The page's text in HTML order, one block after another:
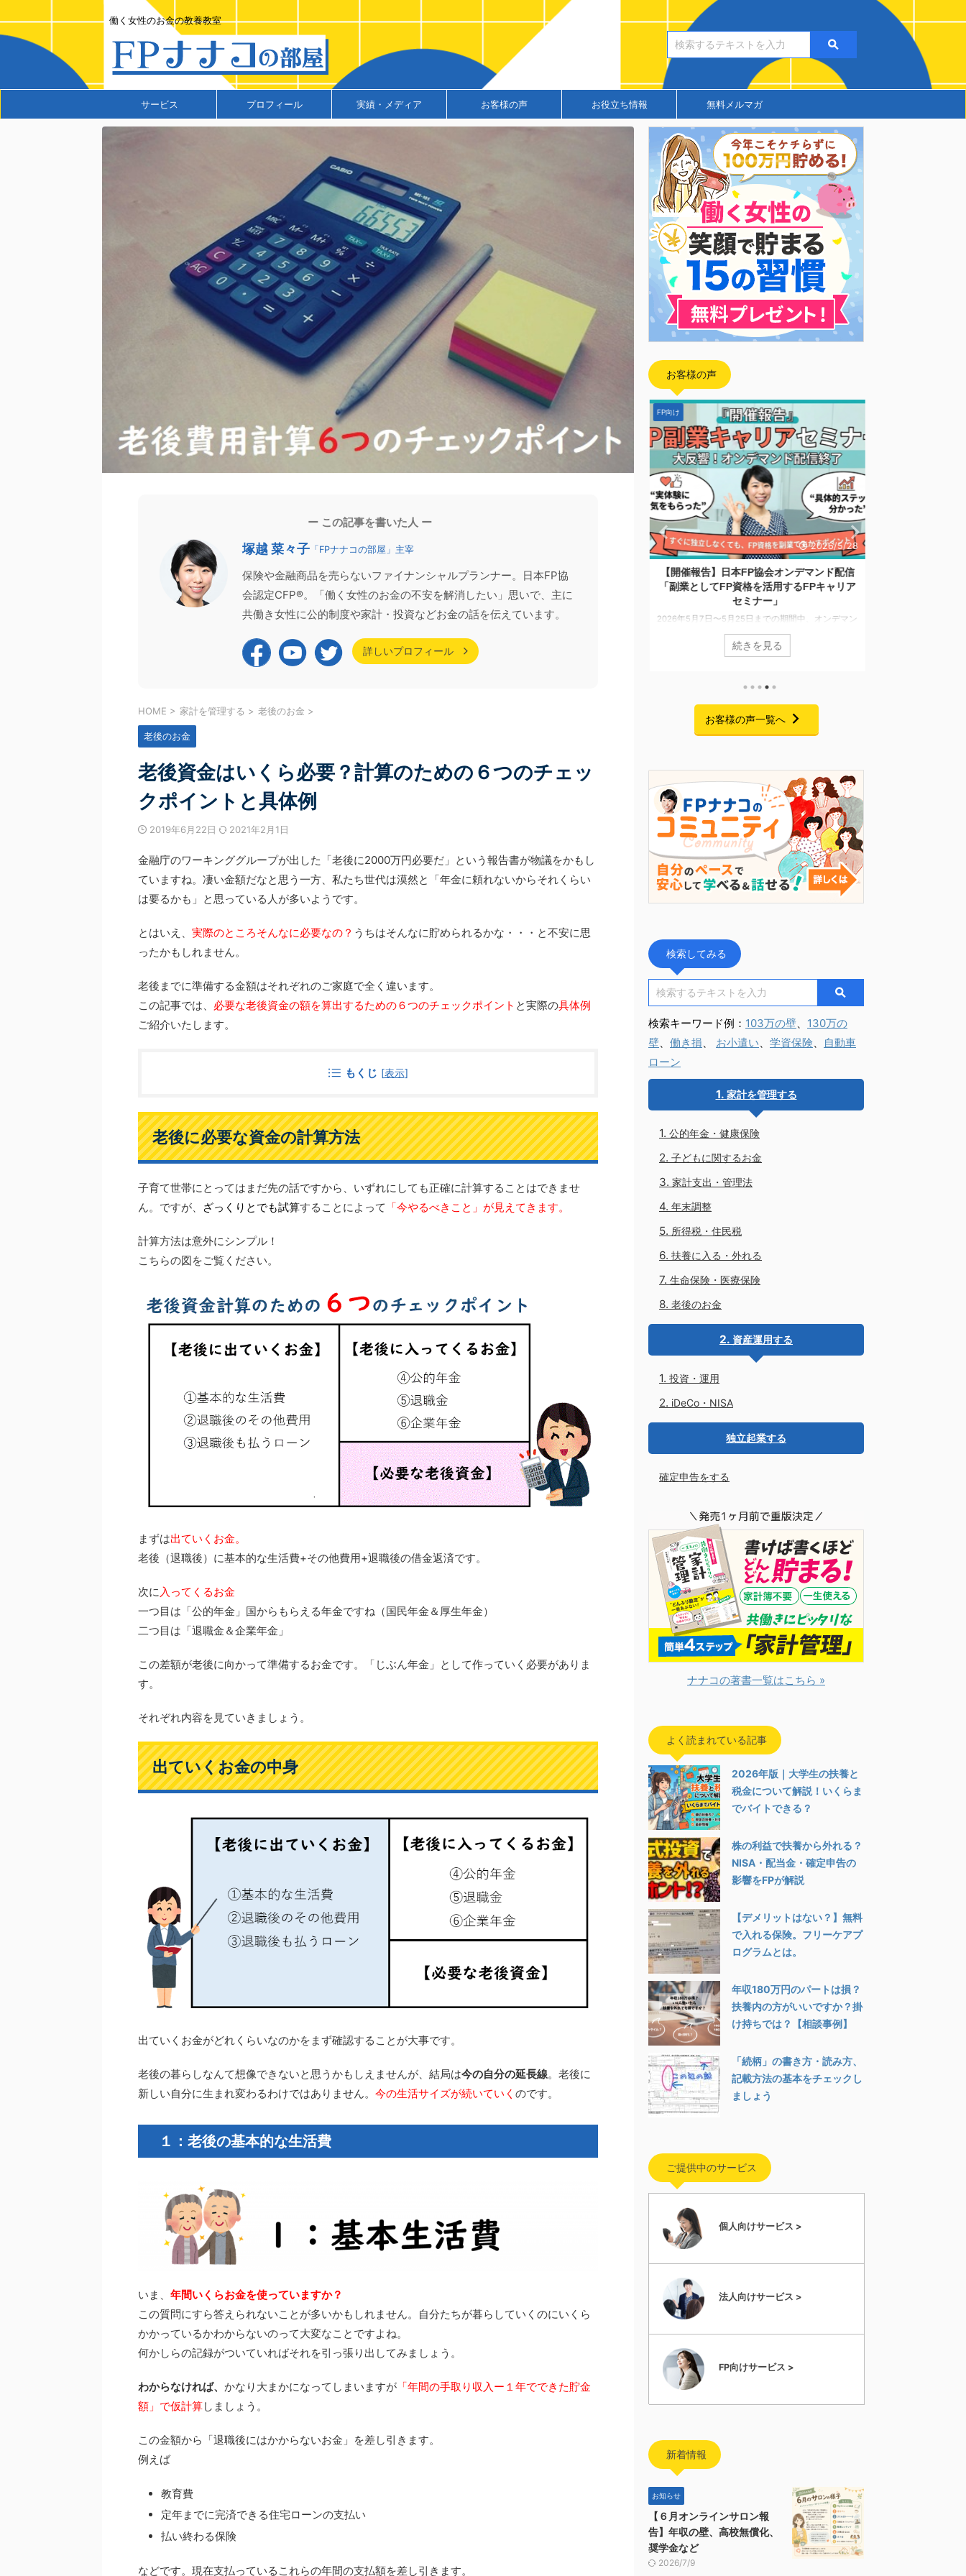
働く女性のお金の教養教室
サービス プロフィール 実績・メディア お客様の声 お役立ち情報 無料メルマガ
ー この記事を書いた人 ー
塚越 菜々子 「FPナナコの部屋」主宰
保険や金融商品を売らないファイナンシャルプランナー。日本FP協
会認定CFP®。「働く女性のお金の不安を解消したい」思いで、主に
共働き女性に公的制度や家計・投資などお金の話を伝えています。
詳しいプロフィール
HOME > 家計を管理する > 老後のお金 >
老後のお金
老後資金はいくら必要？計算のための６つのチェッ
クポイントと具体例
2019年6月22日 2021年2月1日
金融庁のワーキンググループが出した「老後に2000万円必要だ」という報告書が物議をかもし
ていますね。凄い金額だなと思う一方、私たち世代は漠然と「年金に頼れないからそれくらい
は要るかも」と思っている人が多いようです。
とはいえ、 実際のところそんなに必要なの？ うちはそんなに貯められるかな・・・と不安に思
ったかもしれません。
老後までに準備する金額はそれぞれのご家庭で全く違います。
この記事では、 必要な老後資金の額を算出するための６つのチェックポイント と実際の具体例
ご紹介いたします。
もくじ [表示]
老後に必要な資金の計算方法
子育て世帯にとってはまだ先の話ですから、いずれにしても正確に計算することはできませ
ん。ですが、
ざっくりとでも試算することによって 「今やるべきこと」が見えてきます。
計算方法は意外にシンプル！
こちらの図をご覧ください。
まずは出ていくお金。
老後（退職後）に基本的な生活費+その他費用+退職後の借金返済です。
次に 入ってくるお金
一つ目は「公的年金」国からもらえる年金ですね（国民年金＆厚生年金）
二つ目は「退職金＆企業年金」
この差額が老後に向かって準備するお金です。「じぶん年金」として作っていく必要がありま
す。
それぞれ内容を見ていきましょう。
出ていくお金の中身
出ていくお金がどれくらいなのかをまず確認することが大事です。
老後の暮らしなんて想像できないと思うかもしえませんが、結局は今の自分の延長線。老後に
新しい自分に生まれ変わるわけではありません。 今の生活サイズが続いていく のです。
１：老後の基本的な生活費
いま、 年間いくらお金を使っていますか？
この質問にすら答えられないことが多いかもしれません。自分たちが暮らしていくのにいくら
かかっているかわからないのって大変なことですよね。
何かしらの記録がついていればそれを引っ張り出してみましょう。
わからなければ、 かなり大まかになってしまいますが 「年間の手取り収入ー１年でできた貯金
額」で仮計算しましょう。
この金額から「退職後にはかからないお金」を差し引きます。
例えば
教育費
定年までに完済できる住宅ローンの支払い
払い終わる保険
などです。現在支払っているこれらの年間の支払額を差し引きます。
お客様の声
ーでお伝えした内容と、受講いただいた皆
せてください。 1. CFP資格チャレンジガイ
2026/6/8
【登壇報告】60代以降の年収の壁（2026年
版）セミナーを開催しました
先日、「いくらまで働ける？60代以降の年収の壁
（2026年版）」をテーマにセミナーへ登壇しまし
収入に関する話題が中心で、現役世代向けの情報を
目にする機会が多いのではないでしょうか。 しか
養している配偶者の状況が個々のご家庭によってば
続きを見る
「いつかやろう」を実現。60歳目前で家計
を丸ごと見直した結果
ど、何から手をつけたらいいかわからない」 そんな
なくありません。 今回ご紹介するのは、実は10年ほ
ど前に一度個別相談に来てくださっていた方です。
FP向け
2026/5/28
【開催報告】日本FP協会オンデマンド配信
「副業としてFP資格を活用するFPキャリア
セミナー」
2026年5月7日〜5月25日までの期間中、オンデマン
ド配信にてお届けしておりました「副業としてFP資
格を活用するFPキャリアセミナー」の配信が、無事
たくさんお寄せいただきました。この場を借りて、
心より御礼申し上げます。 セミナーでお話しした
こと 私自身、起業を考えた当初は「経験・実績・時
間・お金・人脈・コネ・自信」のすべてがゼロで、
続きを見る
お客様の声一覧へ
検索してみる
検索キーワード例： 103万の壁
130万の
壁
働き損 お小遣い 学資保険
自動車
ローン
家計を管理する
公的年金・健康保険
子どもに関するお金
家計支出・管理法
年末調整
所得税・住民税
扶養に入る・外れる
生命保険・医療保険
老後のお金
資産運用する
投資・運用
iDeCo・NISA
独立起業する
確定申告をする
ナナコの著書一覧はこちら »
よく読まれている記事
2026年版｜大学生の扶養と
税金について解説！いくらま
でバイトできる？
株の利益で扶養から外れる？
NISA・配当金・確定申告の
影響をFPが解説
【デメリットはない？】無料
で入れる保険。フリーケアプ
ログラムとは。
年収180万円のパートは損？
扶養内の方がいいですか？掛
け持ちでは？【相談事例】
「続柄」の書き方・読み方、
記載方法の基本をチェックし
ましょう
ご提供中のサービス
個人向けサービス >
法人向けサービス >
FP向けサービス >
新着情報
お知らせ
【６月オンラインサロン報
告】年収の壁、高校無償化、
奨学金など
2026/7/9